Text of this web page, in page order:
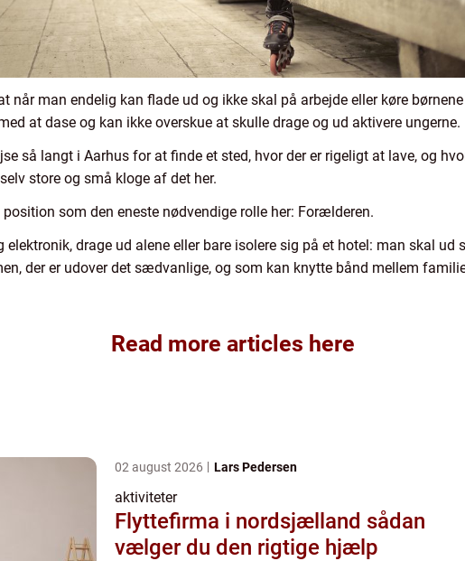
når man endelig kan flade ud og ikke skal på arbejde eller køre
at dase og kan ikke overskue at skulle drage og ud aktivere ungerne.
så langt i Aarhus for at finde et sted, hvor der er rigeligt at lave, og
store og små kloge af det her.
som den eneste nødvendige rolle her: Forælderen.
drage ud alene eller bare isolere sig på et hotel: man skal
der er udover det sædvanlige, og som kan knytte bånd mellem
Read more articles here
02 august 2026 Lars Pedersen
aktiviteter
Flyttefirma i nordsjælland sådan
vælger du den rigtige hjælp